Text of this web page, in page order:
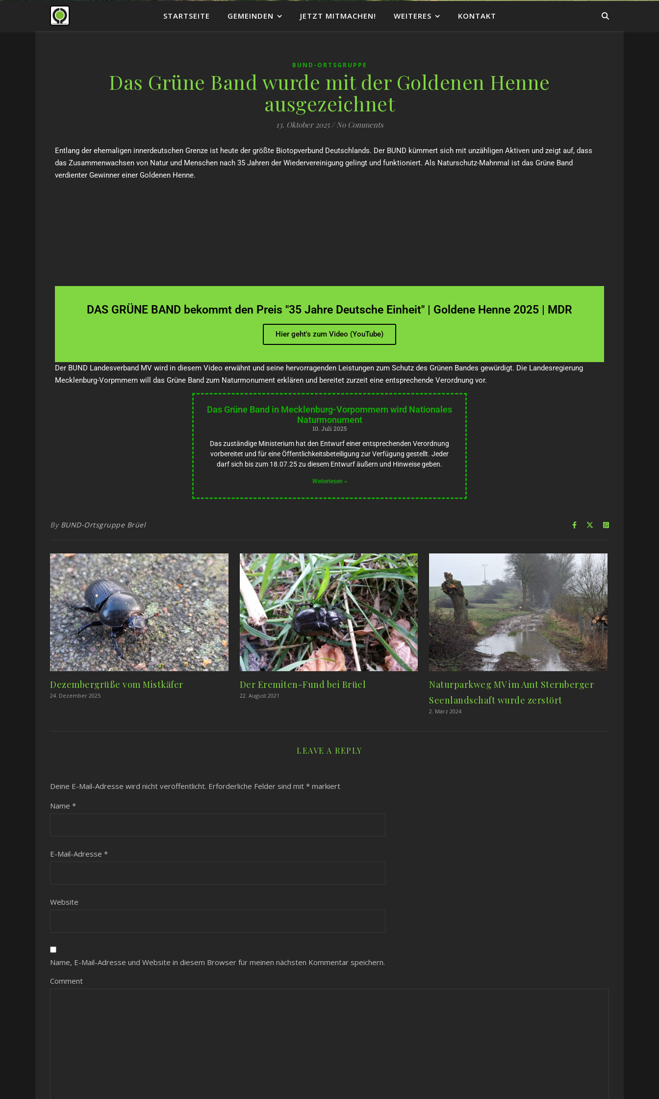
STARTSEITE GEMEINDEN JETZT MITMACHEN! WEITERES KONTAKT
BUND-ORTSGRUPPE
Das Grüne Band wurde mit der Goldenen Henne
ausgezeichnet
13. Oktober 2025 / No Comments
Entlang der ehemaligen innerdeutschen Grenze ist heute der größte Biotopverbund Deutschlands. Der BUND kümmert sich mit unzähligen Aktiven und zeigt auf, dass
das Zusammenwachsen von Natur und Menschen nach 35 Jahren der Wiedervereinigung gelingt und funktioniert. Als Naturschutz-Mahnmal ist das Grüne Band
verdienter Gewinner einer Goldenen Henne.
DAS GRÜNE BAND bekommt den Preis "35 Jahre Deutsche Einheit" | Goldene Henne 2025 | MDR
Hier geht's zum Video (YouTube)
Der BUND Landesverband MV wird in diesem Video erwähnt und seine hervorragenden Leistungen zum Schutz des Grünen Bandes gewürdigt. Die Landesregierung
Mecklenburg-Vorpmmern will das Grüne Band zum Naturmonument erklären und bereitet zurzeit eine entsprechende Verordnung vor.
Das Grüne Band in Mecklenburg-Vorpommern wird Nationales
Naturmonument
10. Juli 2025
Das zuständige Ministerium hat den Entwurf einer entsprechenden Verordnung
vorbereitet und für eine Öffentlichkeitsbeteiligung zur Verfügung gestellt. Jeder
darf sich bis zum 18.07.25 zu diesem Entwurf äußern und Hinweise geben.
Weiterlesen »
By BUND-Ortsgruppe Brüel
Dezembergrüße vom Mistkäfer
24. Dezember 2025
Der Eremiten-Fund bei Brüel
22. August 2021
Naturparkweg MV im Amt Sternberger
Seenlandschaft wurde zerstört
2. März 2024
LEAVE A REPLY
Deine E-Mail-Adresse wird nicht veröffentlicht. Erforderliche Felder sind mit * markiert
Name *
E-Mail-Adresse *
Website
Name, E-Mail-Adresse und Website in diesem Browser für meinen nächsten Kommentar speichern.
Comment